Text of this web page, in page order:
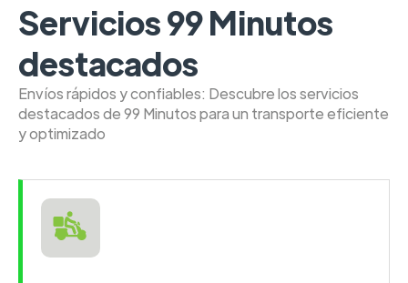
Servicios 99 Minutos
destacados
Envíos rápidos y confiables: Descubre los servicios
destacados de 99 Minutos para un transporte eficiente
y optimizado